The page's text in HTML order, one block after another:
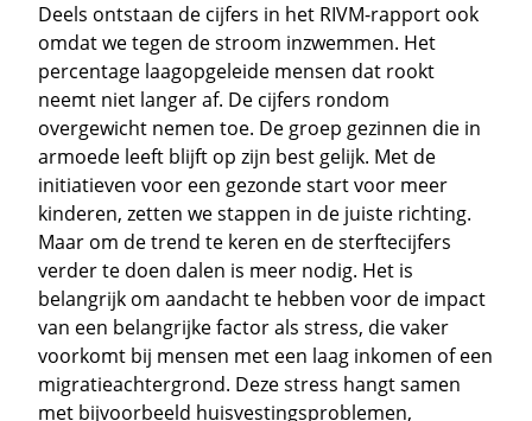
Deels ontstaan de cijfers in het RIVM-rapport ook
omdat we tegen de stroom inzwemmen. Het
percentage laagopgeleide mensen dat rookt
neemt niet langer af. De cijfers rondom
overgewicht nemen toe. De groep gezinnen die in
armoede leeft blijft op zijn best gelijk. Met de
initiatieven voor een gezonde start voor meer
kinderen, zetten we stappen in de juiste richting.
Maar om de trend te keren en de sterftecijfers
verder te doen dalen is meer nodig. Het is
belangrijk om aandacht te hebben voor de impact
van een belangrijke factor als stress, die vaker
voorkomt bij mensen met een laag inkomen of een
migratieachtergrond. Deze stress hangt samen
met bijvoorbeeld huisvestingsproblemen,